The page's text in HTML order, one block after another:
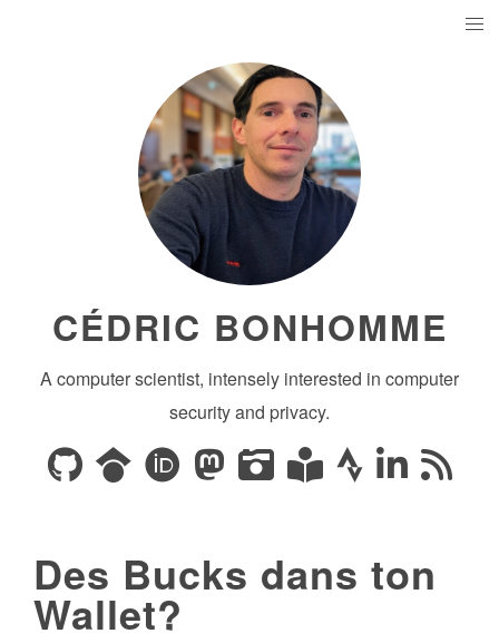
CÉDRIC BONHOMME
A computer scientist, intensely interested in computer
security and privacy.
Des Bucks dans ton
Wallet?